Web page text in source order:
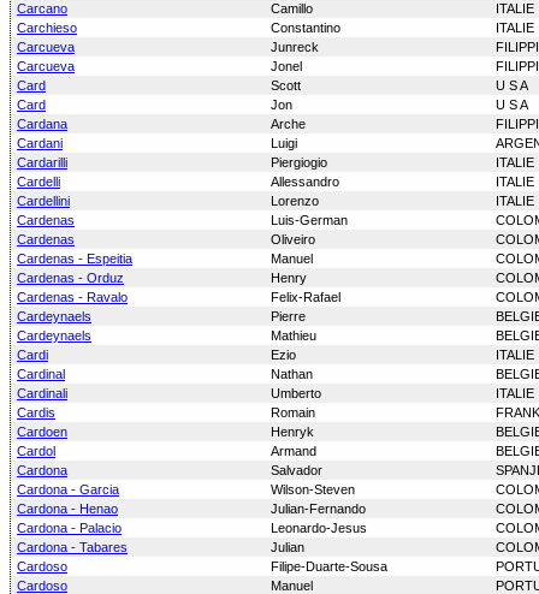
Carcano
Camillo
ITALIE
Carchieso
Constantino
ITALIE
Carcueva
Junreck
Carcueva
Jonel
Card
Scott
U S A
Card
Jon
U S A
Cardana
Arche
Cardani
Luigi
Cardarilli
Piergiogio
ITALIE
Cardelli
Allessandro
ITALIE
Cardellini
Lorenzo
ITALIE
Cardenas
Luis-German
Cardenas
Oliveiro
Cardenas - Espeitia
Manuel
Cardenas - Orduz
Henry
Cardenas - Ravalo
Felix-Rafael
Cardeynaels
Pierre
Cardeynaels
Mathieu
Cardi
Ezio
ITALIE
Cardinal
Nathan
Cardinali
Umberto
ITALIE
Cardis
Romain
Cardoen
Henryk
Cardol
Armand
Cardona
Salvador
Cardona - Garcia
Wilson-Steven
Cardona - Henao
Julian-Fernando
Cardona - Palacio
Leonardo-Jesus
Cardona - Tabares
Julian
Cardoso
Filipe-Duarte-Sousa
Cardoso
Manuel